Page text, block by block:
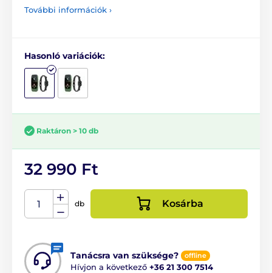
További információk ›
Hasonló variációk:
Raktáron > 10 db
32 990 Ft
db Kosárba
Tanácsra van szüksége? offline
Hívjon a következő +36 21 300 7514